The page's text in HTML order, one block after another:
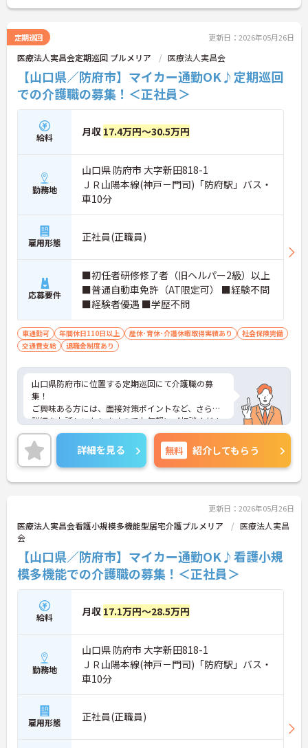
定期巡回 更新日：2026年05月26日
医療法人実昌会定期巡回 プルメリア 医療法人実昌会
【山口県／防府市】マイカー通勤OK♪定期巡回
での介護職の募集！＜正社員＞
給料 月収 17.4万円～30.5万円
勤務地
山口県 防府市 大字新田818-1
ＪＲ山陽本線(神戸－門司)「防府駅」バス・
車10分
雇用形態 正社員(正職員)
応募要件
■初任者研修修了者（旧ヘルパー2級）以上
■普通自動車免許（AT限定可） ■経験不問
■経験者優遇 ■学歴不問
車通勤可 年間休日110日以上 産休･育休･介護休暇取得実績あり
社会保険完備
交通費支給
退職金制度あり
山口県防府市に位置する定期巡回にて介護職の募
集！
ご興味ある方には、面接対策ポイントなど、さらに
詳細をお話しいたしますのでお気軽にご相談くださ
い！
詳細を見る 無料 紹介してもらう
更新日：2026年05月26日
医療法人実昌会看護小規模多機能型居宅介護プルメリア
医療法人実昌
会
【山口県／防府市】マイカー通勤OK♪看護小規
模多機能での介護職の募集！＜正社員＞
給料 月収 17.1万円～28.5万円
勤務地
山口県 防府市 大字新田818-1
ＪＲ山陽本線(神戸－門司)「防府駅」バス・
車10分
雇用形態 正社員(正職員)